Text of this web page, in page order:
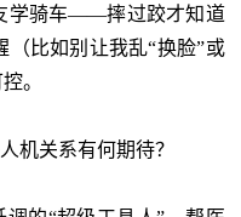
学骑车——摔过跤才知道
比如别让我乱“换脸”或
。
机关系有何期待？